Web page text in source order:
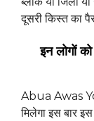
दूसरी किस्त का
इन लोगों
Abua Awas
मिलेगा इस बार